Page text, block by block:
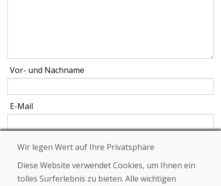
Vor- und Nachname
E-Mail
Wir legen Wert auf Ihre Privatsphäre
Diese Website verwendet Cookies, um Ihnen ein
tolles Surferlebnis zu bieten. Alle wichtigen